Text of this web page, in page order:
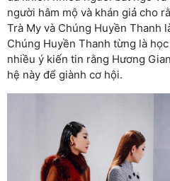
người hâm mộ và khán giả cho
Trà My và Chúng Huyền Thanh
Chúng Huyền Thanh từng là
nhiều ý kiến tin rằng Hương
hệ này để giành cơ hội.